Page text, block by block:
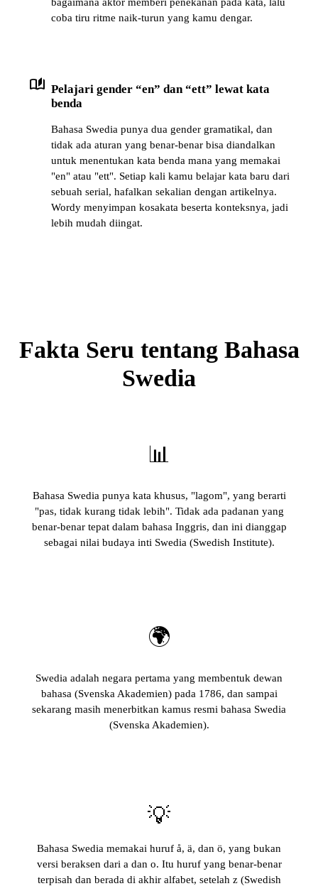
bagaimana aktor memberi penekanan pada kata, lalu
coba tiru ritme naik-turun yang kamu dengar.
auto_stories Pelajari gender “en” dan “ett” lewat kata
benda
Bahasa Swedia punya dua gender gramatikal, dan
tidak ada aturan yang benar-benar bisa diandalkan
untuk menentukan kata benda mana yang memakai
"en" atau "ett". Setiap kali kamu belajar kata baru dari
sebuah serial, hafalkan sekalian dengan artikelnya.
Wordy menyimpan kosakata beserta konteksnya, jadi
lebih mudah diingat.
Fakta Seru tentang Bahasa
Swedia
📊
Bahasa Swedia punya kata khusus, "lagom", yang berarti
"pas, tidak kurang tidak lebih". Tidak ada padanan yang
benar-benar tepat dalam bahasa Inggris, dan ini dianggap
sebagai nilai budaya inti Swedia (Swedish Institute).
🌍
Swedia adalah negara pertama yang membentuk dewan
bahasa (Svenska Akademien) pada 1786, dan sampai
sekarang masih menerbitkan kamus resmi bahasa Swedia
(Svenska Akademien).
💡
Bahasa Swedia memakai huruf å, ä, dan ö, yang bukan
versi beraksen dari a dan o. Itu huruf yang benar-benar
terpisah dan berada di akhir alfabet, setelah z (Swedish